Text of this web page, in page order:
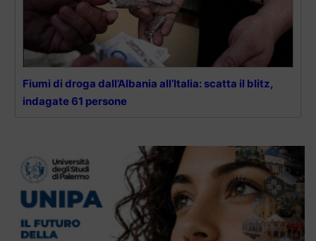
Fiumi di droga dall’Albania all’Italia: scatta il blitz,
indagate 61 persone